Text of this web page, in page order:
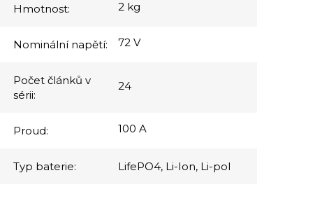
Hmotnost: 2 kg
Nominální napětí: 72 V
Počet článků v
sérii:
24
Proud: 100 A
Typ baterie: LifePO4, Li-Ion, Li-pol